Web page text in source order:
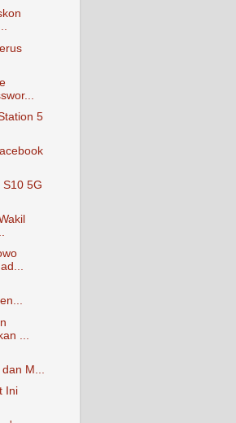
5
5G
...
M...
Ini